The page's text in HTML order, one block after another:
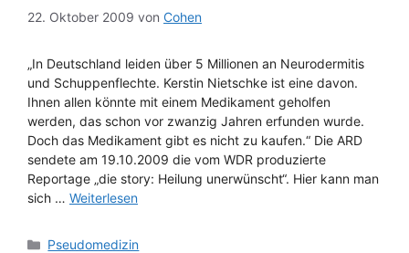
22. Oktober 2009 von Cohen
„In Deutschland leiden über 5 Millionen an Neurodermitis
und Schuppenflechte. Kerstin Nietschke ist eine davon.
Ihnen allen könnte mit einem Medikament geholfen
werden, das schon vor zwanzig Jahren erfunden wurde.
Doch das Medikament gibt es nicht zu kaufen.“ Die ARD
sendete am 19.10.2009 die vom WDR produzierte
Reportage „die story: Heilung unerwünscht“. Hier kann man
sich … Weiterlesen
Kategorien
Pseudomedizin